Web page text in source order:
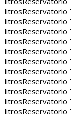
litrosReservatorio
litrosReservatorio
litrosReservatorio
litrosReservatorio
litrosReservatorio
litrosReservatorio
litrosReservatorio
litrosReservatorio
litrosReservatorio
litrosReservatorio
litrosReservatorio